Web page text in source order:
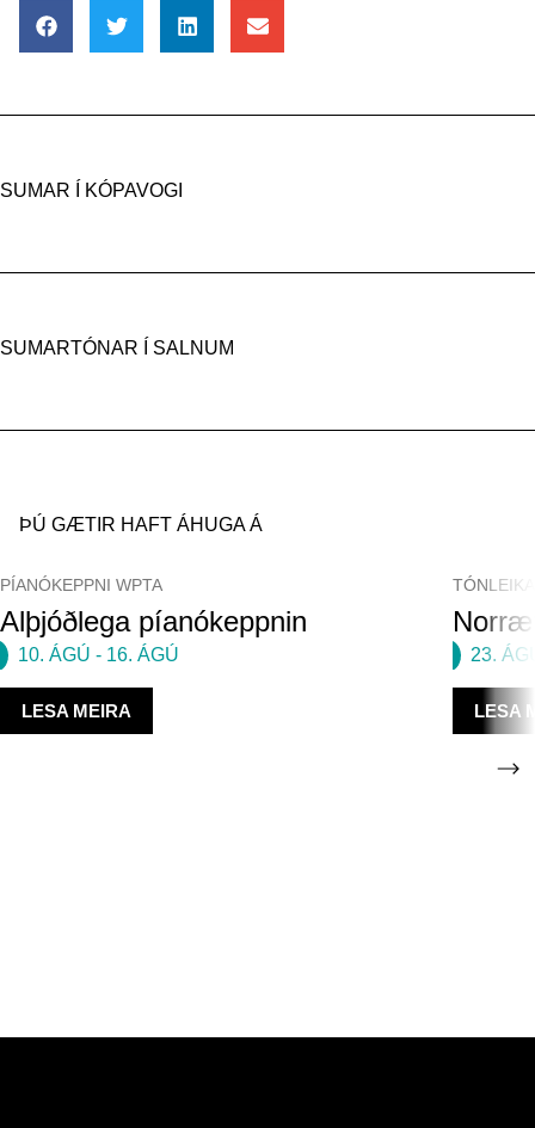
SUMAR Í KÓPAVOGI
SUMARTÓNAR Í SALNUM
ÞÚ GÆTIR HAFT ÁHUGA Á
PÍANÓKEPPNI WPTA
Alþjóðlega píanókeppnin
10. ÁGÚ - 16. ÁGÚ
LESA MEIRA
23.
LESA